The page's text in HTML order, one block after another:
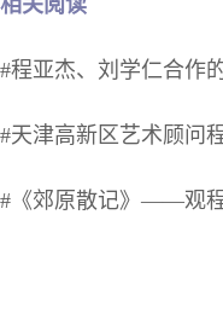
相关阅读
#程亚杰、刘学仁合作
#天津高新区艺术顾问
#《郊原散记》——观